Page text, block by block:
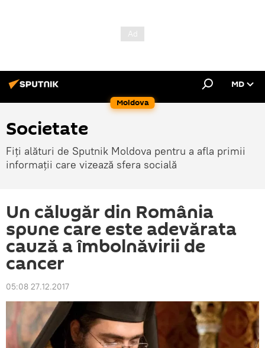
Moldova
MD
Societate
Fiți alături de Sputnik Moldova pentru a afla primii
informații care vizează sfera socială
Un călugăr din România
spune care este adevărata
cauză a îmbolnăvirii de
cancer
05:08 27.12.2017